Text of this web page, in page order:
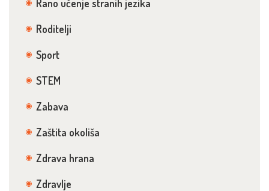
Rano učenje stranih jezika
Roditelji
Sport
STEM
Zabava
Zaštita okoliša
Zdrava hrana
Zdravlje